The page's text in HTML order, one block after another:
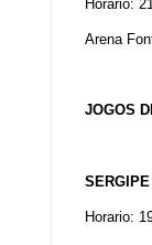
Horario:
Arena
JOGOS
Horario: